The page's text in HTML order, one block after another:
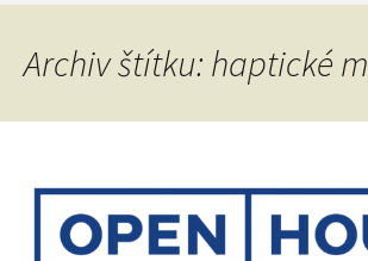
webu
Archiv štítku: haptické